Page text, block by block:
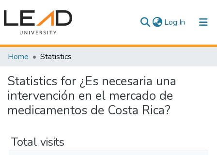
Log In (current)
Communities & Collections
All of DSpace
Home Statistics
Statistics for ¿Es necesaria una
intervención en el mercado de
medicamentos de Costa Rica?
Total visits